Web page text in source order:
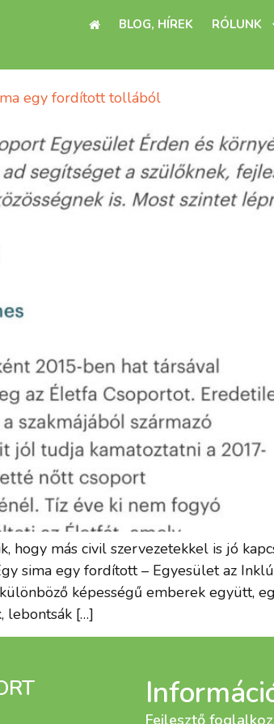
BLOG, HÍREK RÓLUNK
egy fordított tollából
hogy más civil szervezetekkel is jó
sima egy fordított – Egyesület az
képességű emberek együtt,
lebontsák […]